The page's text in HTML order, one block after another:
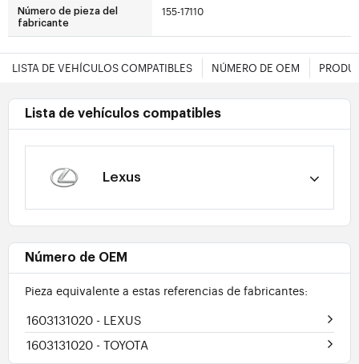
Número de pieza del
fabricante
155-17110
LISTA DE VEHÍCULOS COMPATIBLES NÚMERO DE OEM
Lista de vehículos compatibles
Lexus
Número de OEM
Pieza equivalente a estas referencias de fabricantes:
1603131020 - LEXUS
1603131020 - TOYOTA